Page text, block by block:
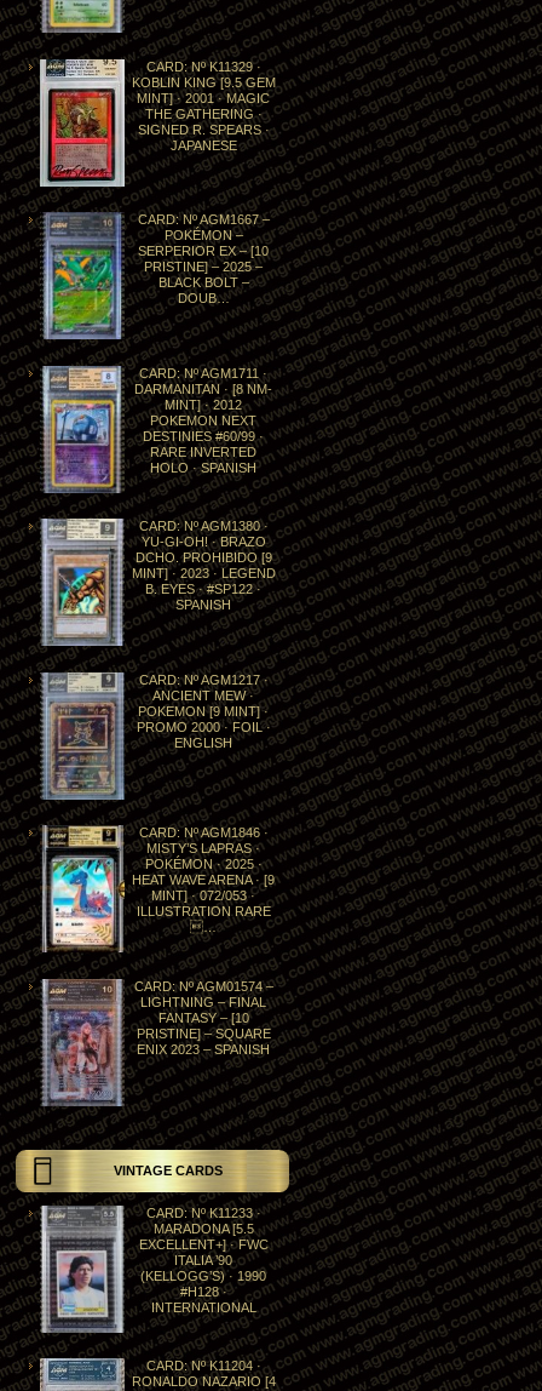
CARD: Nº K11329 ·
KOBLIN KING [9.5 GEM
MINT] · 2001 · MAGIC
THE GATHERING ·
SIGNED R. SPEARS ·
JAPANESE
CARD: Nº AGM1667 –
POKÉMON –
SERPERIOR EX – [10
PRISTINE] – 2025 –
BLACK BOLT –
DOUB…
CARD: Nº AGM1711 ·
DARMANITAN · [8 NM-
MINT] · 2012
POKEMON NEXT
DESTINIES #60/99 ·
RARE INVERTED
HOLO · SPANISH
CARD: Nº AGM1380 ·
YU-GI-OH! · BRAZO
DCHO. PROHIBIDO [9
MINT] · 2023 · LEGEND
B. EYES · #SP122 ·
SPANISH
CARD: Nº AGM1217 ·
ANCIENT MEW ·
POKEMON [9 MINT] ·
PROMO 2000 · FOIL ·
ENGLISH
CARD: Nº AGM1846 ·
MISTY’S LAPRAS ·
POKÉMON · 2025 ·
HEAT WAVE ARENA · [9
MINT] · 072/053 ·
ILLUSTRATION RARE
…
CARD: Nº AGM01574 –
LIGHTNING – FINAL
FANTASY – [10
PRISTINE] – SQUARE
ENIX 2023 – SPANISH
VINTAGE CARDS
CARD: Nº K11233 ·
MARADONA [5.5
EXCELLENT+] · FWC
ITALIA ’90
(KELLOGG’S) · 1990
#H128 ·
INTERNATIONAL
CARD: Nº K11204 ·
RONALDO NAZARIO [4